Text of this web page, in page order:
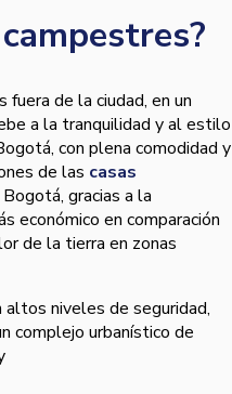
de la ciudad, en un
a la tranquilidad y al estilo
con plena comodidad y
de las casas
gracias a la
económico en comparación
de la tierra en zonas
niveles de seguridad,
complejo urbanístico de